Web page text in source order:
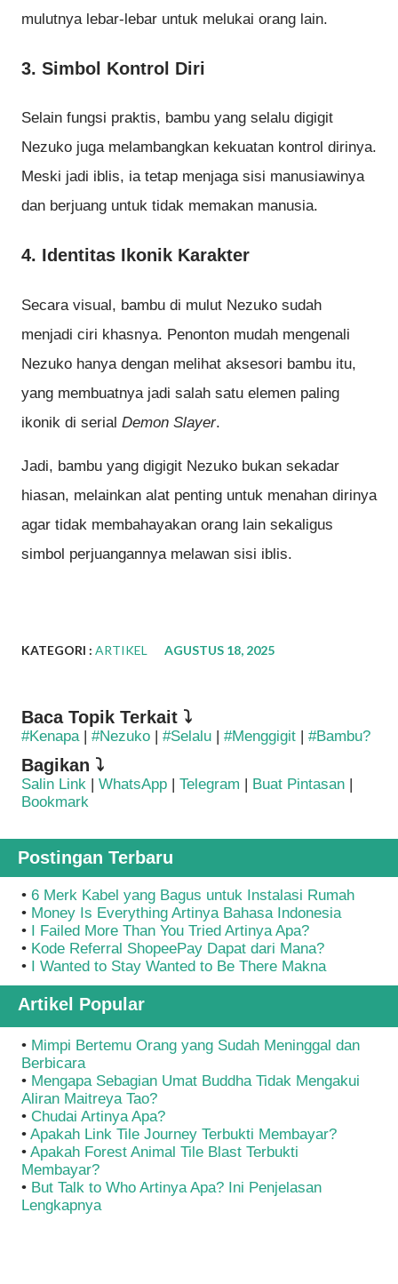
mulutnya lebar-lebar untuk melukai orang lain.
3. Simbol Kontrol Diri
Selain fungsi praktis, bambu yang selalu digigit
Nezuko juga melambangkan kekuatan kontrol dirinya.
Meski jadi iblis, ia tetap menjaga sisi manusiawinya
dan berjuang untuk tidak memakan manusia.
4. Identitas Ikonik Karakter
Secara visual, bambu di mulut Nezuko sudah
menjadi ciri khasnya. Penonton mudah mengenali
Nezuko hanya dengan melihat aksesori bambu itu,
yang membuatnya jadi salah satu elemen paling
ikonik di serial Demon Slayer.
Jadi, bambu yang digigit Nezuko bukan sekadar
hiasan, melainkan alat penting untuk menahan dirinya
agar tidak membahayakan orang lain sekaligus
simbol perjuangannya melawan sisi iblis.
KATEGORI : ARTIKEL AGUSTUS 18, 2025
Baca Topik Terkait ⤵
#Kenapa| #Nezuko | #Selalu | #Menggigit | #Bambu?
Bagikan ⤵
Salin Link | WhatsApp | Telegram | Buat Pintasan |
Bookmark
Postingan Terbaru
• 6 Merk Kabel yang Bagus untuk Instalasi Rumah
• Money Is Everything Artinya Bahasa Indonesia
• I Failed More Than You Tried Artinya Apa?
• Kode Referral ShopeePay Dapat dari Mana?
• I Wanted to Stay Wanted to Be There Makna
Artikel Popular
• Mimpi Bertemu Orang yang Sudah Meninggal dan
Berbicara
• Mengapa Sebagian Umat Buddha Tidak Mengakui
Aliran Maitreya Tao?
• Chudai Artinya Apa?
• Apakah Link Tile Journey Terbukti Membayar?
• Apakah Forest Animal Tile Blast Terbukti
Membayar?
• But Talk to Who Artinya Apa? Ini Penjelasan
Lengkapnya